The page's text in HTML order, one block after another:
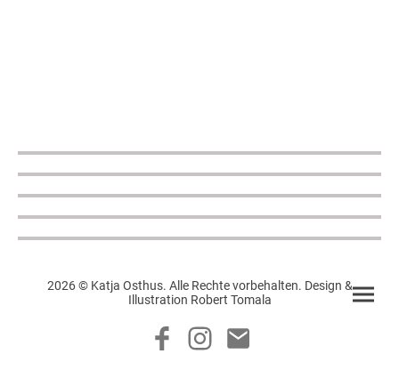
2026 © Katja Osthus. Alle Rechte vorbehalten. Design &
Illustration Robert Tomala